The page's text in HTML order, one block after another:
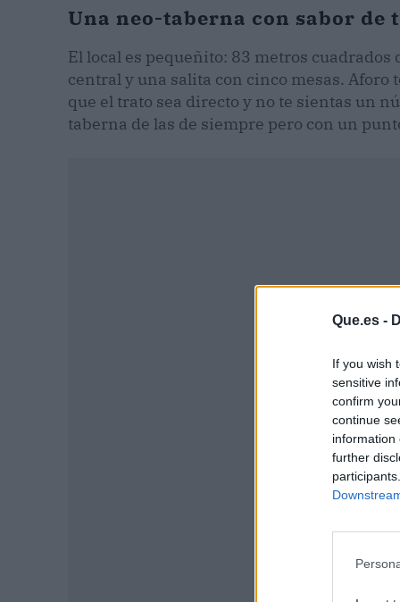
Que.es -
If you wish
sensitive
confirm
continue
information
further
Una neo-taberna con sabor de
El local es pequeñito: 83 metros
central y una salita con cinco mesas. Aforo
que el trato sea directo y no te sientas un
taberna de las de siempre pero con un